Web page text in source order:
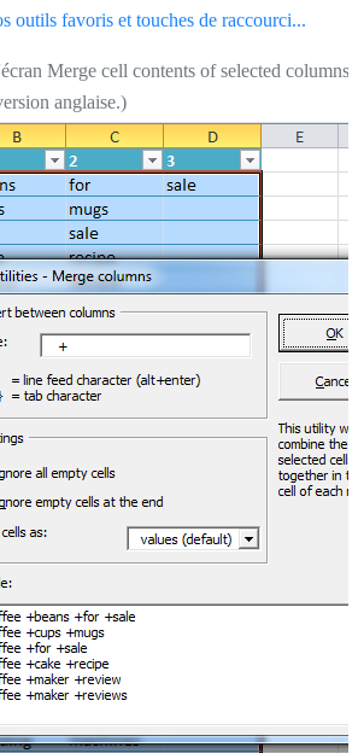
outils favoris et touches de raccourci...
Merge cell contents of selected columns
anglaise.)